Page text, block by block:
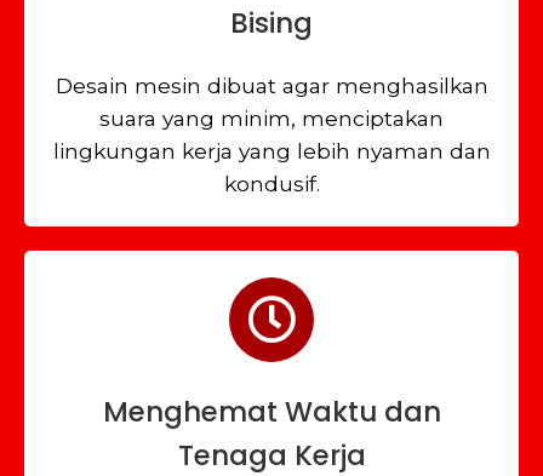
Bising
Desain mesin dibuat agar menghasilkan
suara yang minim, menciptakan
lingkungan kerja yang lebih nyaman dan
kondusif.
Menghemat Waktu dan
Tenaga Kerja